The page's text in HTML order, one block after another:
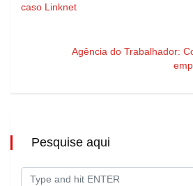
caso Linknet
Agência do Trabalhador:
Pesquise aqui